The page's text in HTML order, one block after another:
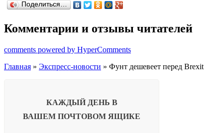
Поделиться…
Комментарии и отзывы читателей
comments powered by HyperComments
Главная » Экспресс-новости » Фунт дешевеет перед Brexit
КАЖДЫЙ ДЕНЬ В
ВАШЕМ ПОЧТОВОМ ЯЩИКЕ